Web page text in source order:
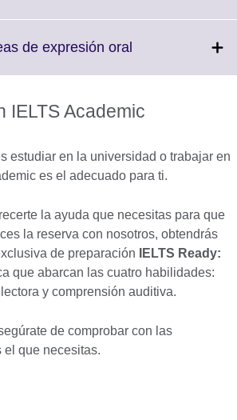
de expresión oral
More
information
IELTS Academic
estudiar en la universidad o trabajar en
es el adecuado para ti.
la ayuda que necesitas para que
la reserva con nosotros, obtendrás
de preparación
IELTS Ready:
que abarcan las cuatro habilidades:
y comprensión auditiva.
de comprobar con las
que necesitas.